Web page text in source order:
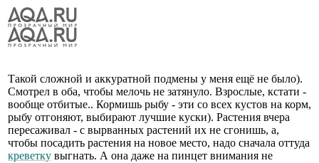
Такой сложной и аккуратной подмены у меня ещё не было).
Смотрел в оба, чтобы мелочь не затянуло. Взрослые, кстати -
вообще отбитые.. Кормишь рыбу - эти со всех кустов на корм,
рыбу отгоняют, выбирают лучшие куски). Растения вчера
пересаживал - с вырванных растений их не сгонишь, а,
чтобы посадить растения на новое место, надо сначала оттуда
креветку выгнать. А она даже на пинцет внимания не